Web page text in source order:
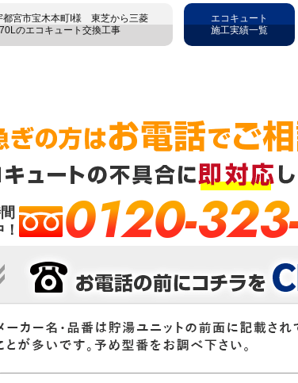
都宮市宝木本町I様 東芝から三菱
のエコキュート交換工事
エコキュート
施工実績一覧
0120-